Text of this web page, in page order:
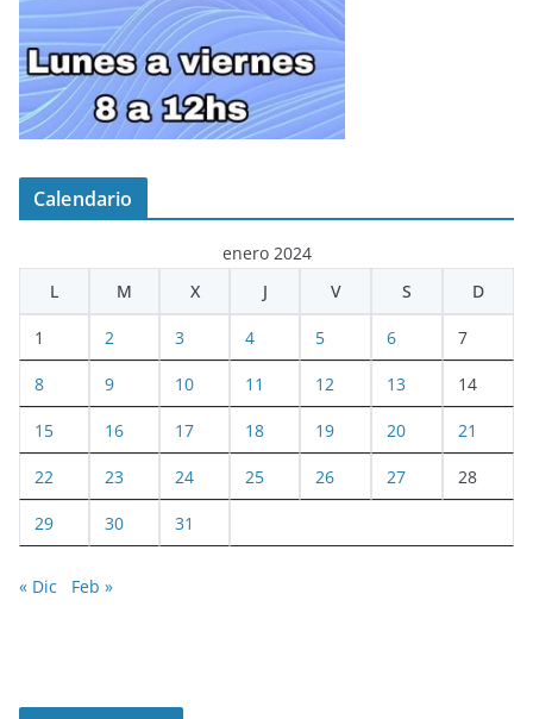
Calendario
enero 2024
L
M X J V S D
1 2 3 4 5 6 7
8 9 10 11 12 13 14
15 16 17 18 19 20 21
22 23 24 25 26 27 28
29 30 31
« Dic Feb »